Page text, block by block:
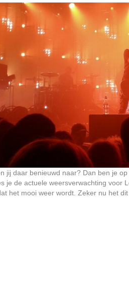
jij daar benieuwd naar? Dan ben je
je de actuele weersverwachting voor
het mooi weer wordt. Zeker nu het